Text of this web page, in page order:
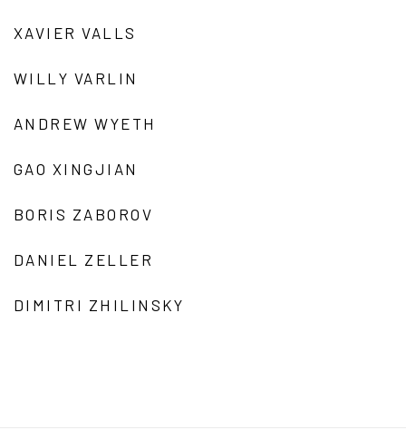
XAVIER VALLS
WILLY VARLIN
ANDREW WYETH
GAO XINGJIAN
BORIS ZABOROV
DANIEL ZELLER
DIMITRI ZHILINSKY